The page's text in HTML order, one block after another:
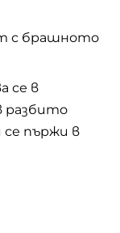
с брашното
се в
разбито
се пържи в